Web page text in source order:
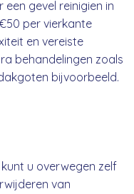
gevel reinigien in
per vierkante
en vereiste
behandelingen zoals
bijvoorbeeld.
u overwegen zelf
van